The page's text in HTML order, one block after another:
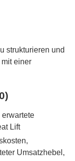
strukturieren und
einer
erwartete
Lift
Umsatzhebel,